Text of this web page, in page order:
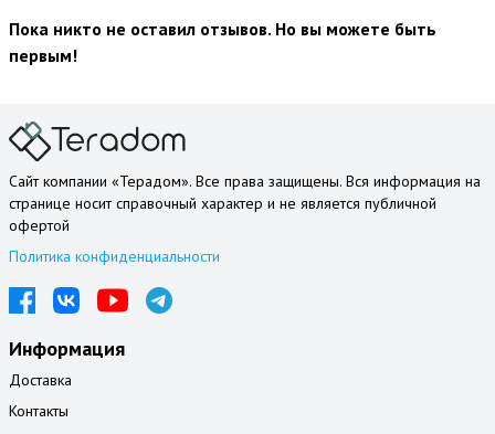
Пока никто не оставил отзывов. Но вы можете быть
первым!
Сайт компании «Терадом». Все права защищены. Вся информация на
странице носит справочный характер и не является публичной
офертой
Политика конфиденциальности
Информация
Доставка
Контакты